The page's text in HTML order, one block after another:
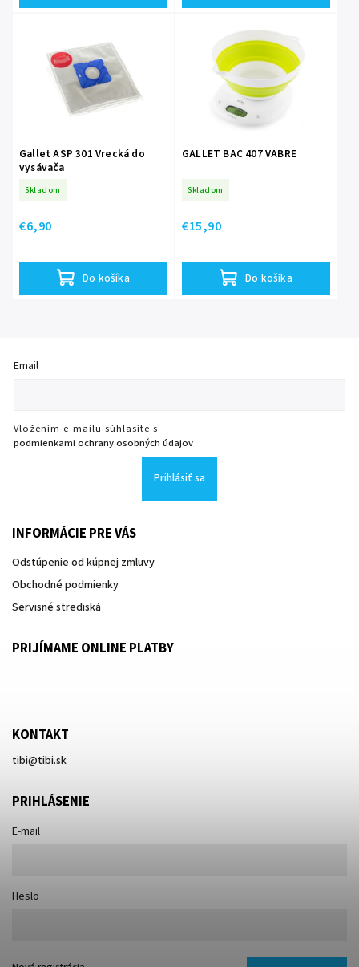
Gallet ASP 301 Vrecká do
vysávača
Skladom
€6,90
Do košíka
GALLET BAC 407 VABRE
Skladom
€15,90
Do košíka
Email
Vložením e-mailu súhlasíte s
podmienkami ochrany osobných údajov
Prihlásiť sa
INFORMÁCIE PRE VÁS
Odstúpenie od kúpnej zmluvy
Obchodné podmienky
Servisné strediská
PRIJÍMAME ONLINE PLATBY
KONTAKT
tibi@tibi.sk
PRIHLÁSENIE
E-mail
Heslo